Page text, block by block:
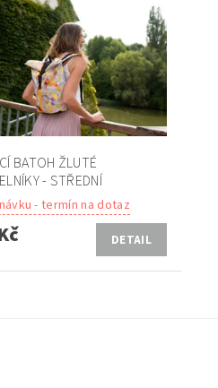
BATOH ŽLUTÉ
- STŘEDNÍ
- termín na dotaz
DETAIL